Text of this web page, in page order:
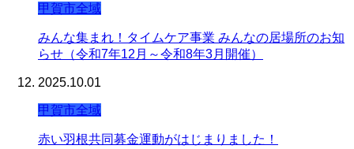
甲賀市全域
みんな集まれ！タイムケア事業 みんなの居場所のお知
らせ（令和7年12月～令和8年3月開催）
2025.10.01
甲賀市全域
赤い羽根共同募金運動がはじまりました！